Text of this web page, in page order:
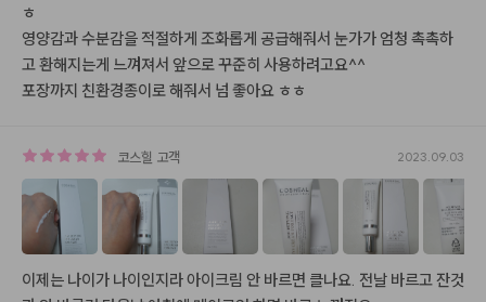
ㅎ
영양감과 수분감을 적절하게 조화롭게 공급해줘서 눈가가 엄청 촉촉하
고 환해지는게 느껴져서 앞으로 꾸준히 사용하려고요^^
포장까지 친환경종이로 해줘서 넘 좋아요 ㅎㅎ
코스힐 고객 2023.09.03
이제는 나이가 나이인지라 아이크림 안 바르면 클나요. 전날 바르고 잔것